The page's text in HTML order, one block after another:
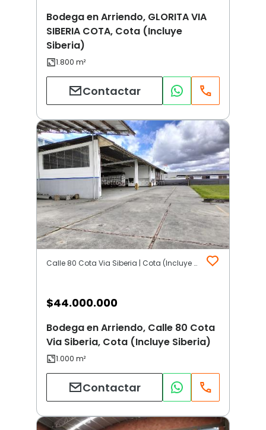
Bodega en Arriendo, GLORITA VIA
SIBERIA COTA, Cota (Incluye
Siberia)
Contactar
Calle 80 Cota Via Siberia | Cota (Incluye Siberia)
$44.000.000
Bodega en Arriendo, Calle 80 Cota
Via Siberia, Cota (Incluye Siberia)
Contactar